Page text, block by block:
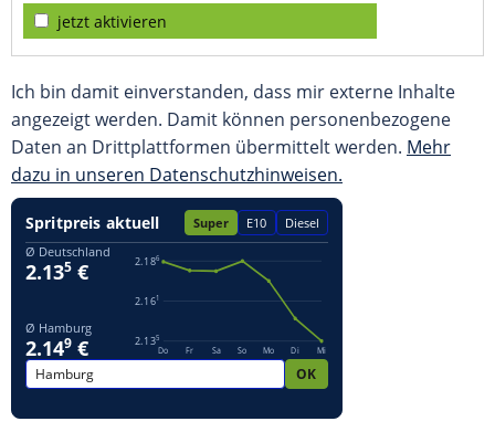
jetzt aktivieren
Ich bin damit einverstanden, dass mir externe Inhalte
angezeigt werden. Damit können personenbezogene
Daten an Drittplattformen übermittelt werden. Mehr
dazu in unseren Datenschutzhinweisen.